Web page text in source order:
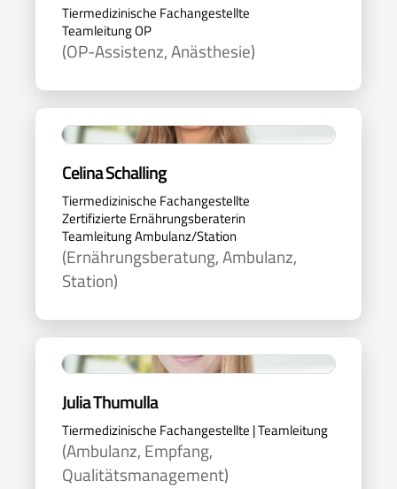
Tiermedizinische Fachangestellte
Teamleitung OP
(OP-Assistenz, Anästhesie)
Celina Schalling
Tiermedizinische Fachangestellte
Zertifizierte Ernährungsberaterin
Teamleitung Ambulanz/Station
(Ernährungsberatung, Ambulanz,
Station)
Julia Thumulla
Tiermedizinische Fachangestellte | Teamleitung
(Ambulanz, Empfang,
Qualitätsmanagement)